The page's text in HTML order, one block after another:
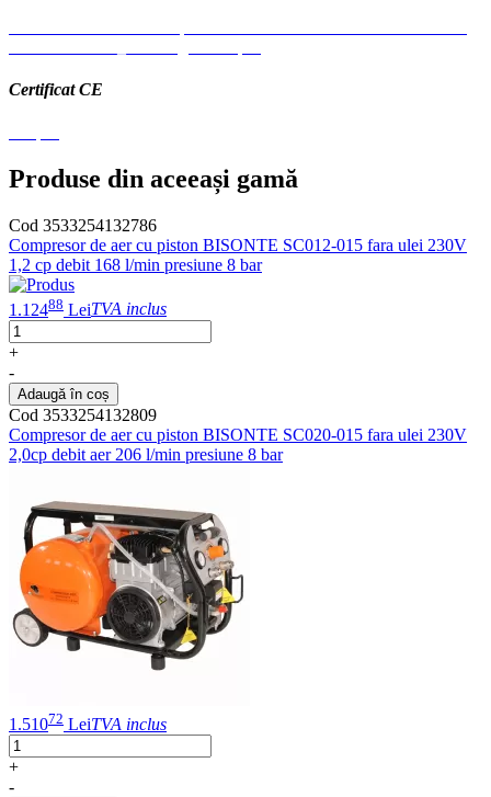
Certificat CE
Produse din aceeași gamă
Cod 3533254132786
Compresor de aer cu piston BISONTE SC012-015 fara ulei 230V
1,2 cp debit 168 l/min presiune 8 bar
1.12488 LeiTVA inclus
+
-
Adaugă în coș
Cod 3533254132809
Compresor de aer cu piston BISONTE SC020-015 fara ulei 230V
2,0cp debit aer 206 l/min presiune 8 bar
1.51072 LeiTVA inclus
+
-